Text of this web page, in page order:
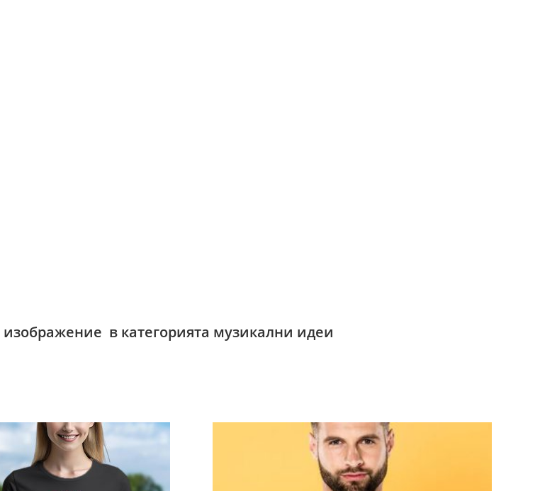
изображение в категорията музикални идеи